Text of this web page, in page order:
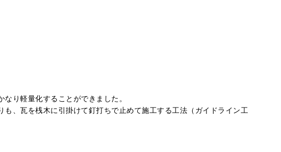
り軽量化することができました。
も、瓦を桟木に引掛けて釘打ちで止めて施工する工法（ガイドライン工